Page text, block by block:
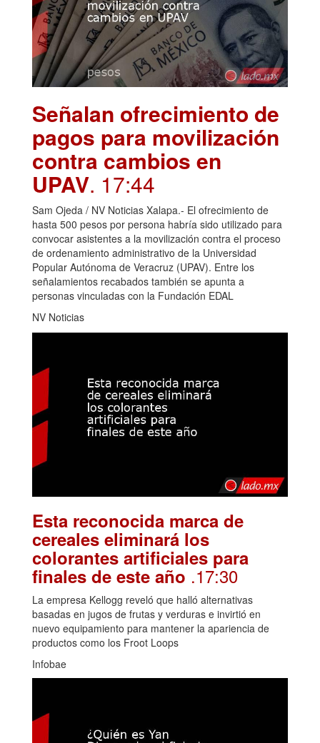
Señalan ofrecimiento de
pagos para movilización
contra cambios en
UPAV. 17:44
Sam Ojeda / NV Noticias Xalapa.- El ofrecimiento de
hasta 500 pesos por persona habría sido utilizado para
convocar asistentes a la movilización contra el proceso
de ordenamiento administrativo de la Universidad
Popular Autónoma de Veracruz (UPAV). Entre los
señalamientos recabados también se apunta a
personas vinculadas con la Fundación EDAL
NV Noticias
Esta reconocida marca de
cereales eliminará los
colorantes artificiales para
finales de este año .17:30
La empresa Kellogg reveló que halló alternativas
basadas en jugos de frutas y verduras e invirtió en
nuevo equipamiento para mantener la apariencia de
productos como los Froot Loops
Infobae